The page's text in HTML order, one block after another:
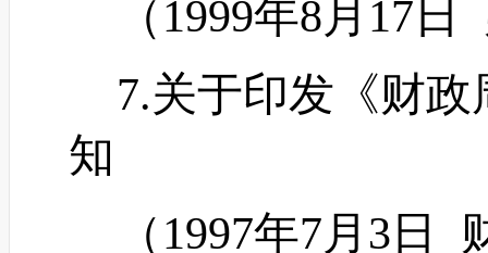
（1999年8月17
7.关于印发《财政
知
（1997年7月3日